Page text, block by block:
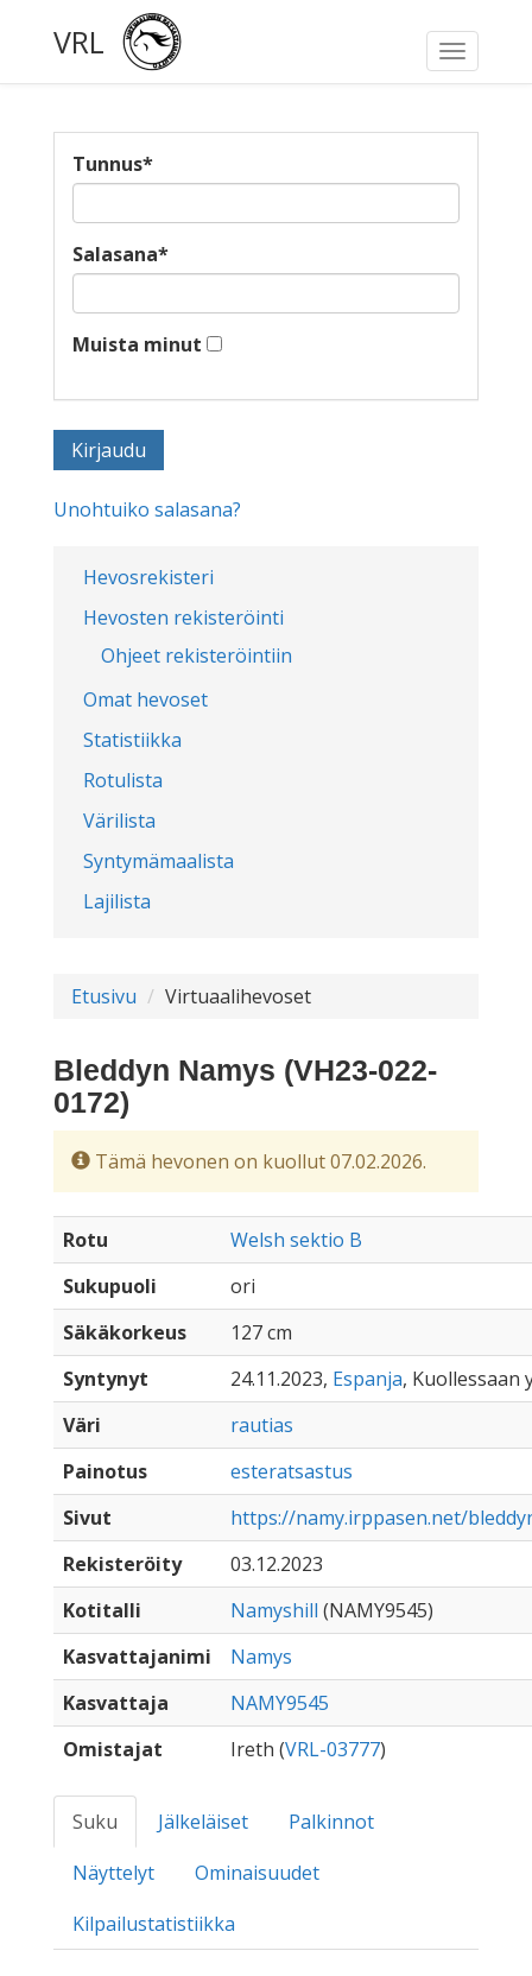
Toggle
VRL
Hevosrekisteri
Hevosten rekisteröinti
Ohjeet rekisteröintiin
Omat hevoset
Statistiikka
Rotulista
Värilista
Syntymämaalista
Lajilista
Tunnus*
Salasana*
Muista minut
Unohtuiko salasana?
Etusivu Virtuaalihevoset
Bleddyn Namys (VH23-022-
0172)
Tämä hevonen on kuollut 07.02.2026.
Rotu
Welsh sektio B
Sukupuoli
ori
Säkäkorkeus
127 cm
Syntynyt
24.11.2023, Espanja, Kuollessaan
Väri
rautias
Painotus
esteratsastus
Sivut
https://namy.irppasen.net/
Rekisteröity
03.12.2023
Kotitalli
Namyshill (NAMY9545)
Kasvattajanimi
Namys
Kasvattaja
NAMY9545
Omistajat
Ireth (VRL-03777)
Suku Jälkeläiset
Palkinnot
Näyttelyt
Ominaisuudet
Kilpailustatistiikka